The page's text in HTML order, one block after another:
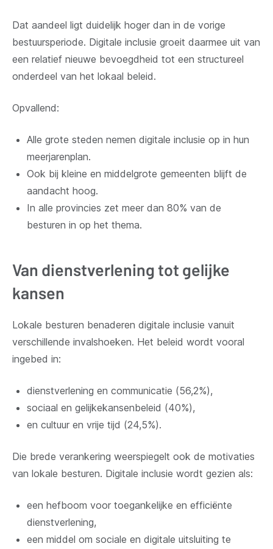
Dat aandeel ligt duidelijk hoger dan in de vorige
bestuursperiode. Digitale inclusie groeit daarmee uit van
een relatief nieuwe bevoegdheid tot een structureel
onderdeel van het lokaal beleid.
Opvallend:
Alle grote steden nemen digitale inclusie op in hun
meerjarenplan.
Ook bij kleine en middelgrote gemeenten blijft de
aandacht hoog.
In alle provincies zet meer dan 80% van de
besturen in op het thema.
Van dienstverlening tot gelijke
kansen
Lokale besturen benaderen digitale inclusie vanuit
verschillende invalshoeken. Het beleid wordt vooral
ingebed in:
dienstverlening en communicatie (56,2%),
sociaal en gelijkekansenbeleid (40%),
en cultuur en vrije tijd (24,5%).
Die brede verankering weerspiegelt ook de motivaties
van lokale besturen. Digitale inclusie wordt gezien als:
een hefboom voor toegankelijke en efficiënte
dienstverlening,
een middel om sociale en digitale uitsluiting te